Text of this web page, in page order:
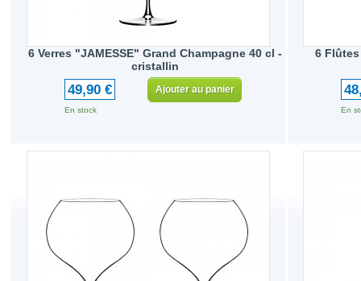
6 Verres "JAMESSE" Grand Champagne 40 cl -
cristallin
49,90 €
En stock
Ajouter au panier
6
En